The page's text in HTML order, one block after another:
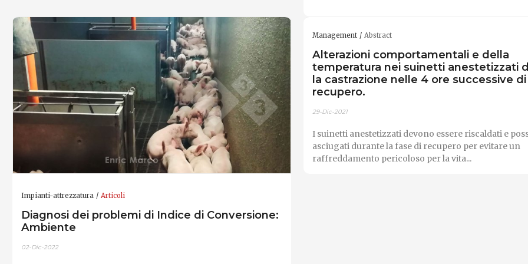
Impianti-attrezzatura Articoli
Diagnosi dei problemi di Indice di Conversione:
Ambiente
02-Dic-2022
Management Abstract
Alterazioni comportamentali e della
temperatura nei suinetti anestetizzati
la castrazione nelle 4 ore successive di
recupero.
29-Dic-2021
I suinetti anestetizzati devono essere riscaldati e
asciugati durante la fase di recupero per evitare un
raffreddamento pericoloso per la vita...